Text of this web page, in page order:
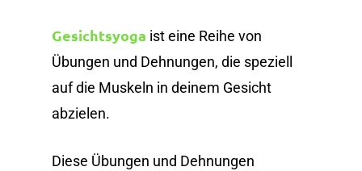
Gesichtsyoga ist eine Reihe von
Übungen und Dehnungen, die speziell
auf die Muskeln in deinem Gesicht
abzielen.
Diese Übungen und Dehnungen